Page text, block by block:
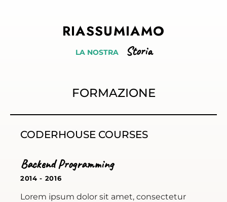
RIASSUMIAMO
LA NOSTRA Storia
FORMAZIONE
CODERHOUSE COURSES
Backend Programming
2014 - 2016
Lorem ipsum dolor sit amet, consectetur